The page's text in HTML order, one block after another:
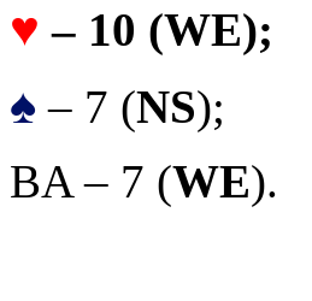
♥ – 10 (WE);
♠ – 7 (NS);
BA – 7 (WE).